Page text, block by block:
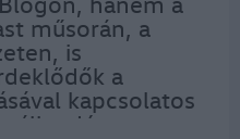
műsorán, a
is
a
kapcsolatos
állandó